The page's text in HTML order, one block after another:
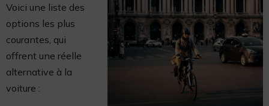
Voici une liste des
options les plus
courantes, qui
offrent une réelle
alternative à la
voiture :